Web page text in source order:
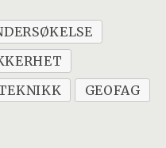
GEOFAG